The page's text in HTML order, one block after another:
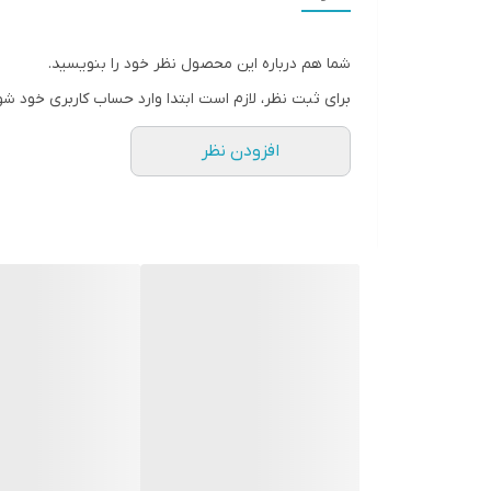
شما هم درباره این محصول نظر خود را بنویسید.
برای ثبت نظر، لازم است ابتدا وارد حساب کاربری خود
افزودن نظر